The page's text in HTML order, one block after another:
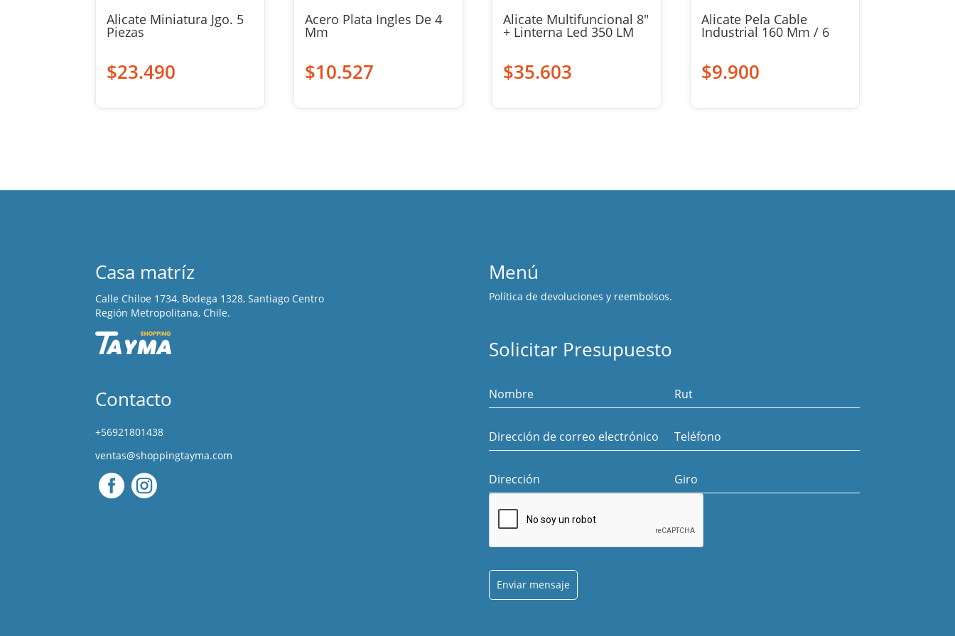
Alicate Miniatura Jgo. 5
Piezas
$23.490
Acero Plata Ingles De 4
Mm
$10.527
Alicate Multifuncional 8″
+ Linterna Led 350 LM
$35.603
Alicate Pela Cable
Industrial 160 Mm / 6
$9.900
Casa matríz
Calle Chiloe 1734, Bodega 1328, Santiago Centro
Región Metropolitana, Chile.
Contacto
+56921801438
ventas@shoppingtayma.com
 
Menú
Política de devoluciones y reembolsos.
Solicitar Presupuesto
Nombre Rut
Dirección de correo electrónico Teléfono
Dirección Giro
Enviar mensaje